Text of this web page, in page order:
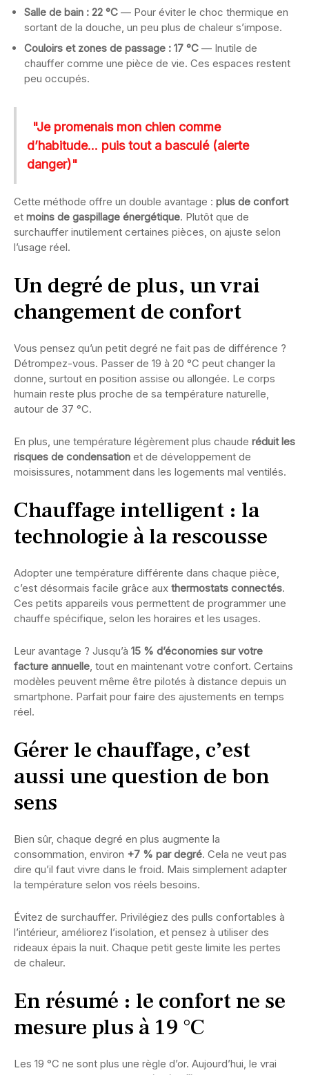
Salle de bain : 22 °C — Pour éviter le choc thermique en
sortant de la douche, un peu plus de chaleur s’impose.
Couloirs et zones de passage : 17 °C — Inutile de
chauffer comme une pièce de vie. Ces espaces restent
peu occupés.
"Je promenais mon chien comme
d’habitude… puis tout a basculé (alerte
danger)"
Cette méthode offre un double avantage : plus de confort
et moins de gaspillage énergétique. Plutôt que de
surchauffer inutilement certaines pièces, on ajuste selon
l’usage réel.
Un degré de plus, un vrai
changement de confort
Vous pensez qu’un petit degré ne fait pas de différence ?
Détrompez-vous. Passer de 19 à 20 °C peut changer la
donne, surtout en position assise ou allongée. Le corps
humain reste plus proche de sa température naturelle,
autour de 37 °C.
En plus, une température légèrement plus chaude réduit les
risques de condensation et de développement de
moisissures, notamment dans les logements mal ventilés.
Chauffage intelligent : la
technologie à la rescousse
Adopter une température différente dans chaque pièce,
c’est désormais facile grâce aux thermostats connectés.
Ces petits appareils vous permettent de programmer une
chauffe spécifique, selon les horaires et les usages.
Leur avantage ? Jusqu’à 15 % d’économies sur votre
facture annuelle , tout en maintenant votre confort. Certains
modèles peuvent même être pilotés à distance depuis un
smartphone. Parfait pour faire des ajustements en temps
réel.
Gérer le chauffage, c’est
aussi une question de bon
sens
Bien sûr, chaque degré en plus augmente la
consommation, environ +7 % par degré. Cela ne veut pas
dire qu’il faut vivre dans le froid. Mais simplement adapter
la température selon vos réels besoins.
Évitez de surchauffer. Privilégiez des pulls confortables à
l’intérieur, améliorez l’isolation, et pensez à utiliser des
rideaux épais la nuit. Chaque petit geste limite les pertes
de chaleur.
En résumé : le confort ne se
mesure plus à 19 °C
Les 19 °C ne sont plus une règle d’or. Aujourd’hui, le vrai